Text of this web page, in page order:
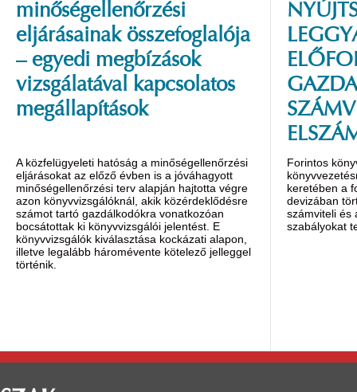
minőségellenőrzési
eljárásainak összefoglalója
– egyedi megbízások
vizsgálatával kapcsolatos
megállapítások
A közfelügyeleti hatóság a minőségellenőrzési
eljárásokat az előző évben is a jóváhagyott
minőségellenőrzési terv alapján hajtotta végre
azon könyvvizsgálóknál, akik közérdeklődésre
számot tartó gazdálkodókra vonatkozóan
bocsátottak ki könyvvizsgálói jelentést. E
könyvvizsgálók kiválasztása kockázati alapon,
illetve legalább háromévente kötelező jelleggel
történik.
Forintos
keretében a
devizában
számviteli és
szabályokat